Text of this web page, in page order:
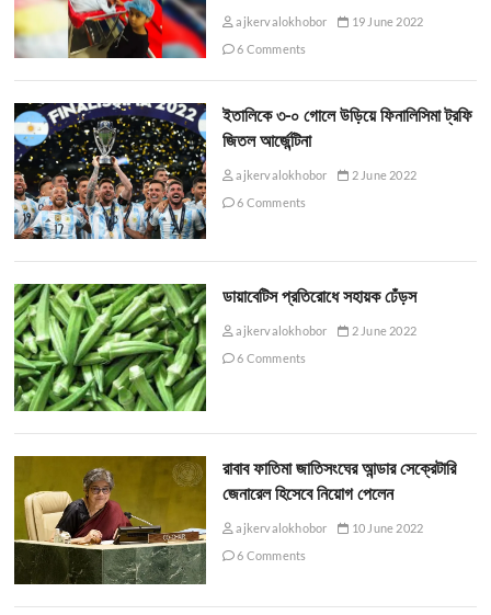
ajkervalokhobor
19 June 2022
6 Comments
ইতালিকে ৩-০ গোলে উড়িয়ে ফিনালিসিমা ট্রফি
জিতল আর্জেন্টিনা
ajkervalokhobor
2 June 2022
6 Comments
ডায়াবেটিস প্রতিরোধে সহায়ক ঢেঁড়স
ajkervalokhobor
2 June 2022
6 Comments
রাবাব ফাতিমা জাতিসংঘের আন্ডার সেক্রেটারি
জেনারেল হিসেবে নিয়োগ পেলেন
ajkervalokhobor
10 June 2022
6 Comments